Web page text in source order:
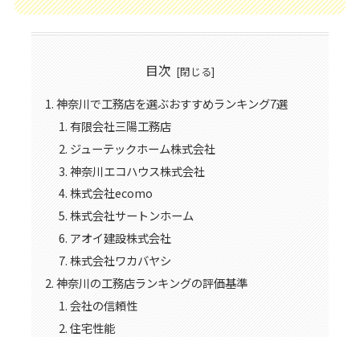
目次
神奈川で工務店を選ぶおすすめランキング7選
有限会社三陽工務店
ジューテックホーム株式会社
神奈川エコハウス株式会社
株式会社ecomo
株式会社サートンホーム
アオイ建設株式会社
株式会社ワカバヤシ
神奈川の工務店ランキングの評価基準
会社の信頼性
住宅性能